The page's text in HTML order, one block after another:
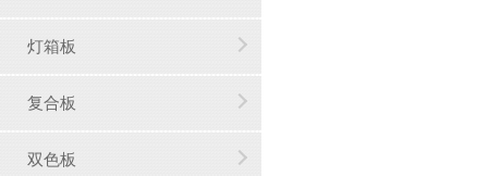
灯箱板
复合板
双色板